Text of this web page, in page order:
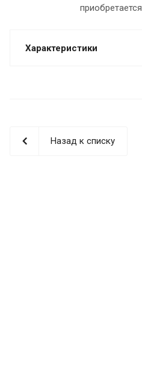
приобретается
Характеристики
Назад к списку